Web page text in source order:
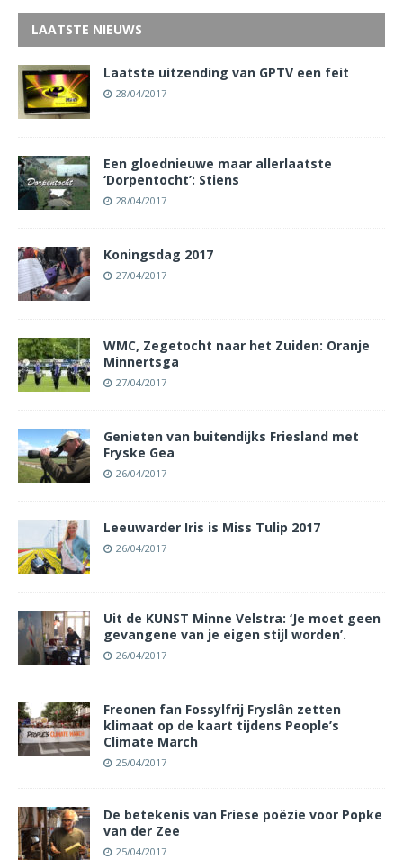
LAATSTE NIEUWS
Laatste uitzending van GPTV een feit
28/04/2017
Een gloednieuwe maar allerlaatste
‘Dorpentocht’: Stiens
28/04/2017
Koningsdag 2017
27/04/2017
WMC, Zegetocht naar het Zuiden: Oranje
Minnertsga
27/04/2017
Genieten van buitendijks Friesland met
Fryske Gea
26/04/2017
Leeuwarder Iris is Miss Tulip 2017
26/04/2017
Uit de KUNST Minne Velstra: ‘Je moet geen
gevangene van je eigen stijl worden’.
26/04/2017
Freonen fan Fossylfrij Fryslân zetten
klimaat op de kaart tijdens People’s
Climate March
25/04/2017
De betekenis van Friese poëzie voor Popke
van der Zee
25/04/2017